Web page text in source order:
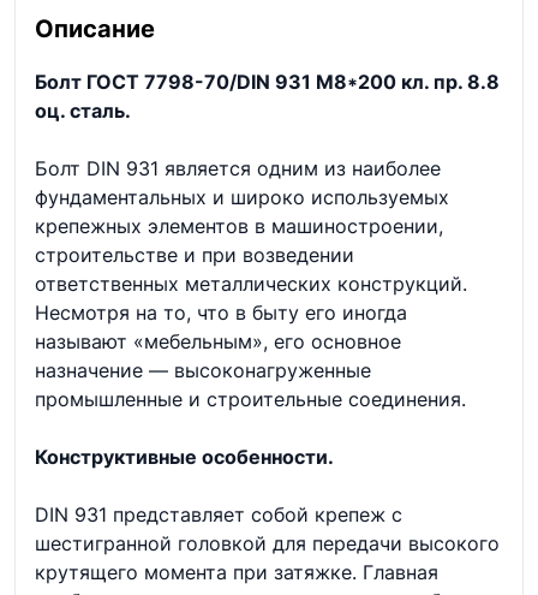
Описание
Болт ГОСТ 7798-70/DIN 931 М8*200 кл. пр. 8.8
оц. сталь.
Болт DIN 931 является одним из наиболее
фундаментальных и широко используемых
крепежных элементов в машиностроении,
строительстве и при возведении
ответственных металлических конструкций.
Несмотря на то, что в быту его иногда
называют «мебельным», его основное
назначение — высоконагруженные
промышленные и строительные соединения.
Конструктивные особенности.
DIN 931 представляет собой крепеж с
шестигранной головкой для передачи высокого
крутящего момента при затяжке. Главная